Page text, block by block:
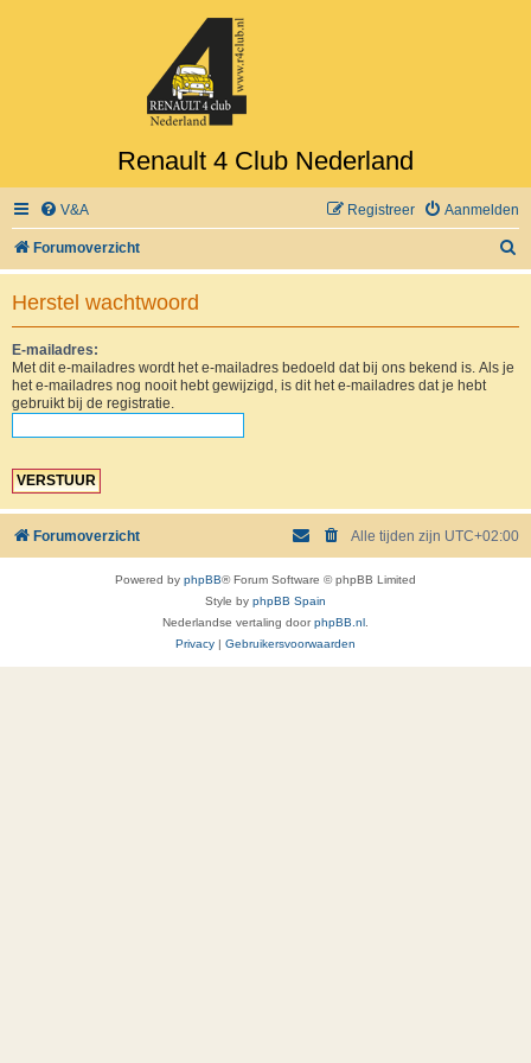
Renault 4 Club Nederland
V&A Aanmelden
Registreer
Forumoverzicht
o
Herstel wachtwoord
E-mailadres:
Met dit e-mailadres wordt het e-mailadres bedoeld dat bij ons bekend is. Als je
het e-mailadres nog nooit hebt gewijzigd, is dit het e-mailadres dat je hebt
gebruikt bij de registratie.
Forumoverzicht Alle tijden zijn UTC+02:00
Powered by phpBB® Forum Software © phpBB Limited
Style by phpBB Spain
Nederlandse vertaling doorphpBB.nl .
Privacy
Gebruikersvoorwaarden